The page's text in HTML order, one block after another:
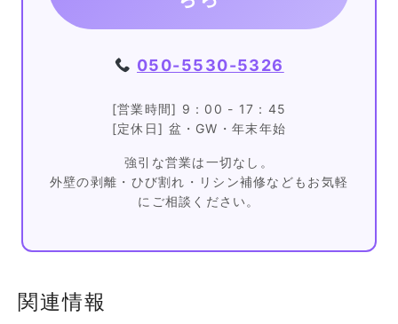
050-5530-5326
[営業時間] 9：00 - 17：45
[定休日] 盆・GW・年末年始
強引な営業は一切なし。
外壁の剥離・ひび割れ・リシン補修などもお気軽
にご相談ください。
関連情報